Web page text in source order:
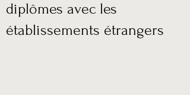
diplômes avec les
établissements étrangers